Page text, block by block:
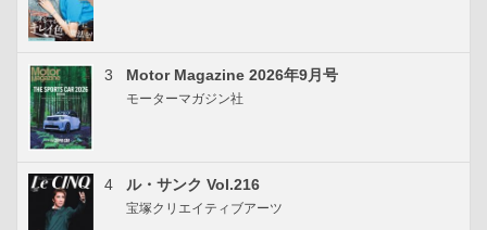
3 Motor Magazine 2026年9月号
モーターマガジン社
4 ル・サンク Vol.216
宝塚クリエイティブアーツ